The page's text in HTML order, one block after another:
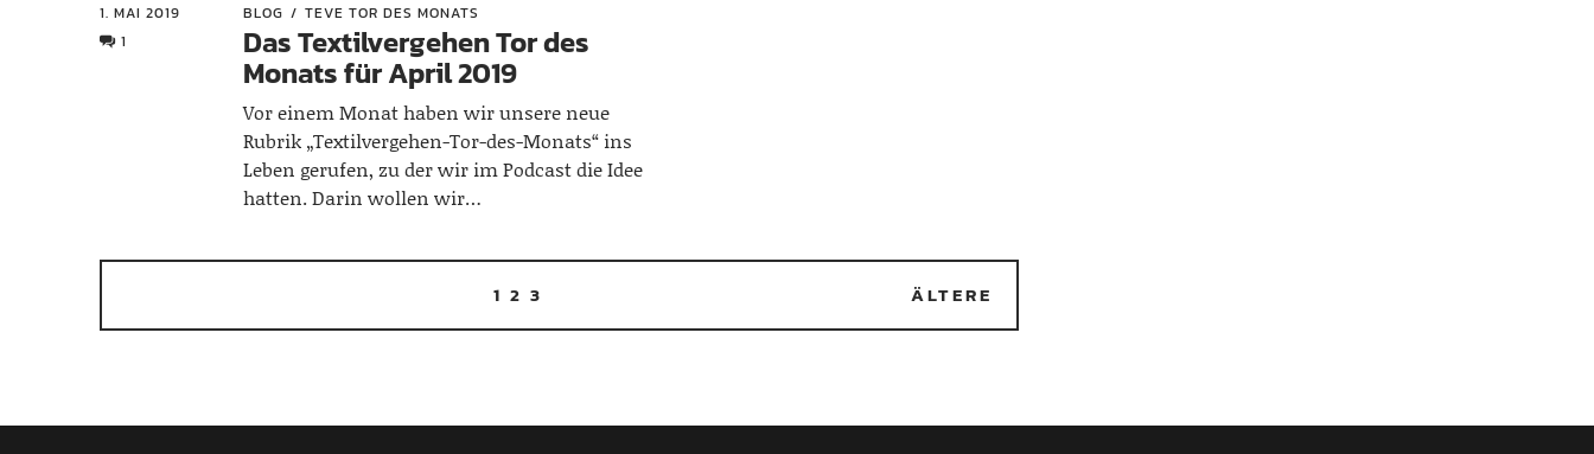
1. MAI 2019
1
BLOG TEVE TOR DES MONATS
Das Textilvergehen Tor des
Monats für April 2019
Vor einem Monat haben wir unsere neue
Rubrik „Textilvergehen-Tor-des-Monats“ ins
Leben gerufen, zu der wir im Podcast die Idee
hatten. Darin wollen wir…
1 2 3 ÄLTERE